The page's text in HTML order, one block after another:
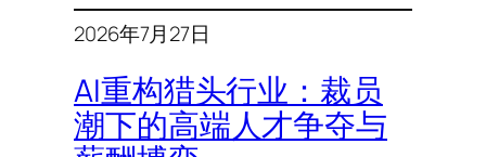
2026年7月27日
AI重构猎头行业：裁员
潮下的高端人才争夺与